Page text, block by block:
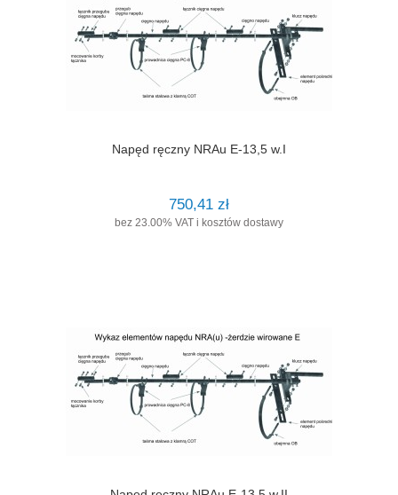
Napęd ręczny NRAu E-13,5 w.I
750,41 zł
bez 23.00% VAT i kosztów dostawy